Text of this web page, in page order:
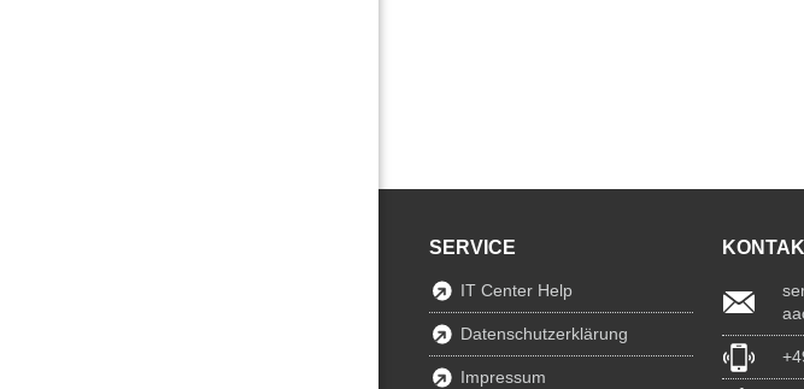
SERVICE
IT Center Help
Datenschutzerklärung
Impressum